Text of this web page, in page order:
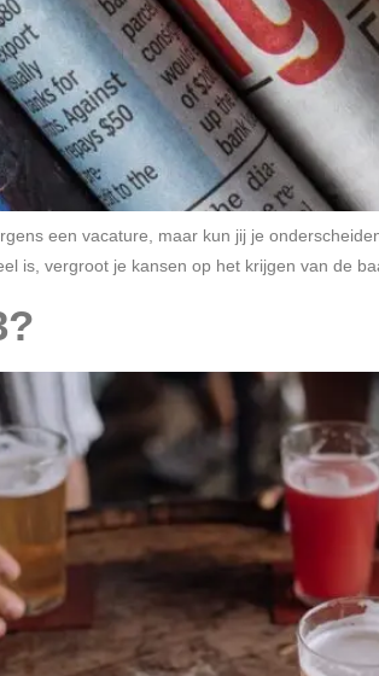
een vacature, maar kun jij je
is, vergroot je kansen op het krijgen van de